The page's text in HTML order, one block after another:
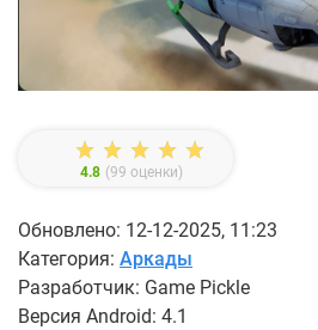
4.8 (99 оценки)
Обновлено: 12-12-2025, 11:23
Категория: Аркады
Разработчик: Game Pickle
Версия Android: 4.1